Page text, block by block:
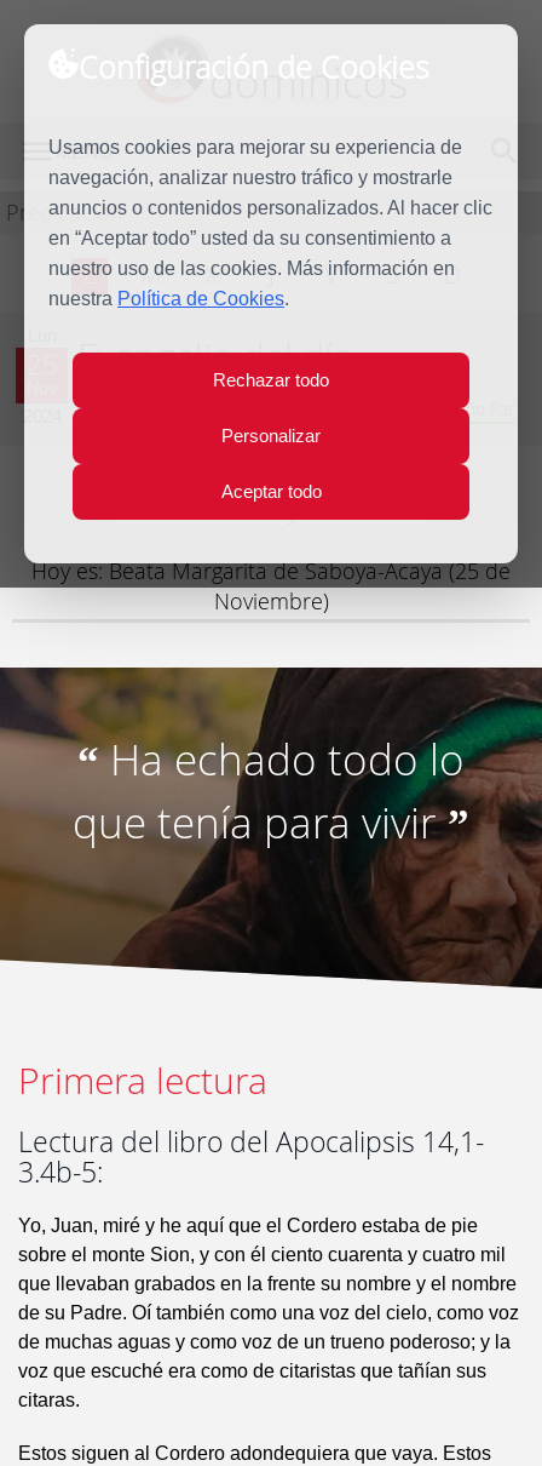
Configuración de Cookies
Usamos cookies para mejorar su experiencia de
navegación, analizar nuestro tráfico y mostrarle
anuncios o contenidos personalizados. Al hacer clic
en “Aceptar todo” usted da su consentimiento a
nuestro uso de las cookies. Más información en
nuestra Política de Cookies.
Rechazar todo
Personalizar
Aceptar todo
dominicos
MENÚ
Predicación
L M X J V S D
Evangelio del día
Trigésimo cuarta semana del Tiempo Ordinario - Año Par
Lecturas del día y comentario
Hoy es: Beata Margarita de Saboya-Acaya (25 de
Noviembre)
“Ha echado todo lo
que tenía para vivir”
Primera lectura
Lectura del libro del Apocalipsis 14,1-
3.4b-5:
Yo, Juan, miré y he aquí que el Cordero estaba de pie
sobre el monte Sion, y con él ciento cuarenta y cuatro mil
que llevaban grabados en la frente su nombre y el nombre
de su Padre. Oí también como una voz del cielo, como voz
de muchas aguas y como voz de un trueno poderoso; y la
voz que escuché era como de citaristas que tañían sus
citaras.
Estos siguen al Cordero adondequiera que vaya. Estos